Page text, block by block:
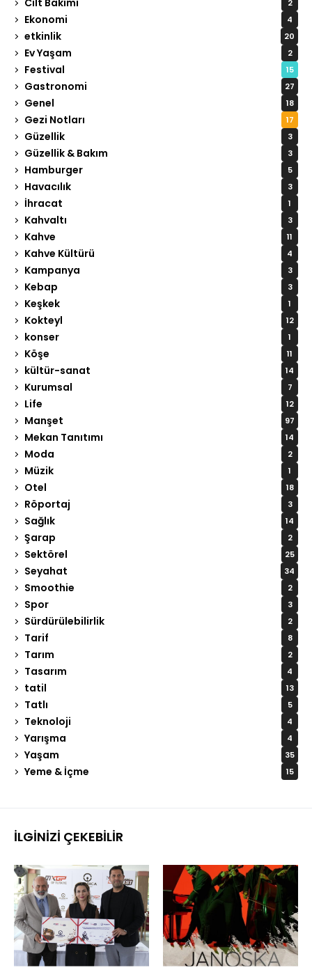
2
Ekonomi 4
etkinlik 20
Ev Yaşam 2
Festival 15
Gastronomi 27
Genel 18
Gezi Notları 17
Güzellik 3
Güzellik & Bakım 3
Hamburger 5
Havacılık 3
İhracat 1
Kahvaltı 3
Kahve 11
Kahve Kültürü 4
Kampanya 3
Kebap 3
Keşkek 1
Kokteyl 12
konser 1
Köşe 11
kültür-sanat 14
Kurumsal 7
Life 12
Manşet 97
Mekan Tanıtımı 14
Moda 2
Müzik 1
Otel 18
Röportaj 3
Sağlık 14
Şarap 2
Sektörel 25
Seyahat 34
Smoothie 2
Spor 3
Sürdürülebilirlik 2
Tarif 8
Tarım 2
Tasarım 4
tatil 13
Tatlı 5
Teknoloji 4
Yarışma 4
Yaşam 35
Yeme & İçme 15
İLGINIZI ÇEKEBILIR